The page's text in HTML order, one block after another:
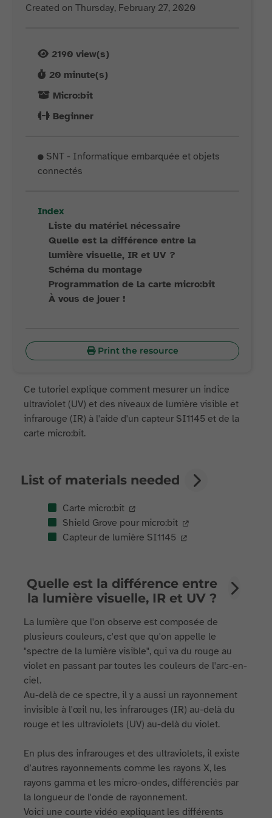
Created on Thursday, February 27, 2020
2190 view(s)
20 minute(s)
Micro:bit
Beginner
SNT - Informatique embarquée et objets
connectés
Index
Liste du matériel nécessaire
Quelle est la différence entre la
lumière visuelle, IR et UV ?
Schéma du montage
Programmation de la carte micro:bit
À vous de jouer !
Print the resource
Ce tutoriel explique comment mesurer un indice
ultraviolet (UV) et des niveaux de lumière visible et
infrarouge (IR) à l'aide d'un capteur SI1145 et de la
carte micro:bit.
List of materials needed
Carte micro:bit
Shield Grove pour micro:bit
Capteur de lumière SI1145
Quelle est la différence entre
la lumière visuelle, IR et UV ?
La lumière que l'on observe est composée de
plusieurs couleurs, c'est que qu'on appelle le
"spectre de la lumière visible", qui va du rouge au
violet en passant par toutes les couleurs de l'arc-en-
ciel.
Au-delà de ce spectre, il y a aussi un rayonnement
invisible à l'œil nu, les infrarouges (IR) au-delà du
rouge et les ultraviolets (UV) au-delà du violet.
En plus des infrarouges et des ultraviolets, il existe
d’autres rayonnements comme les rayons X, les
rayons gamma et les micro-ondes, différenciés par
la longueur de l'onde de rayonnement.
Voici une courte vidéo expliquant les différents